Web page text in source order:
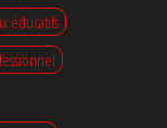
éducatifs